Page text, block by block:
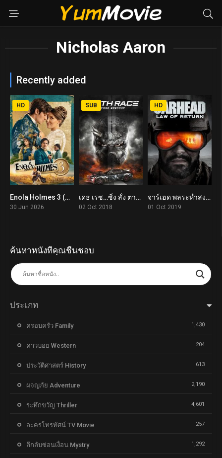
Nicholas Aaron
Recently added
7
HD
Enola Holmes 3 (2026) เอโนลา โฮล์มส์ 3
30 Jun 2026
5.2
SUB
เดธ เรซ…ซิ่ง สั่ง ตาย 4 Death Race: Beyond Anarchy (2018)
02 Oct 2018
7.5
HD
จาร์เฮด พลระห่ำสงครามนรก 4 Jarhead: Law of Return (2019)
01 Oct 2019
ค้นหาหนังที่คุณชื่นชอบ
ประเภท
ครอบครัว Family 1,430
คาวบอย Western 204
ประวัติศาสตร์ History 613
ผจญภัย Adventure 2,190
ระทึกขวัญ Thriller 4,601
ละครโทรทัศน์ TV Movie 257
ลึกลับซ่อนเงื่อน Mystry 1,292